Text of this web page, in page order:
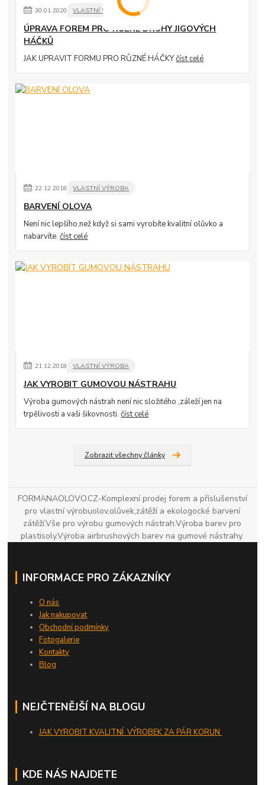
30.01.2020 VLASTNÍ VÝROBA
ÚPRAVA FOREM PRO RŮZNÉ DRUHY JIGOVÝCH
HÁČKŮ
JAK UPRAVIT FORMU PRO RŮZNÉ HÁČKYčíst celé
22.12.2018 VLASTNÍ VÝROBA
BARVENÍ OLOVA
Není nic lepšího,než když si sami vyrobíte kvalitní olůvko a
nabarvíte.číst celé
21.12.2018 VLASTNÍ VÝROBA
JAK VYROBIT GUMOVOU NÁSTRAHU
Výroba gumových nástrah není nic složitého ,záleží jen na
trpělivosti a vaši šikovnosti.číst celé
Zobrazit všechny články
FORMANAOLOVO.CZ-Komplexní prodej forem a příslušenství
pro vlastní výrobuolov,olůvek,zátěží a ekologocké barvení
zátěží.Vše pro výrobu gumových nástrah.Výroba barev pro
plastisoly.Výroba airbrushových barev na gumové nástrahy.
INFORMACE PRO ZÁKAZNÍKY
O nás
Jak nakupovat
Obchodní podmínky
Fotogalerie
Kontakty
Blog
NEJČTENĚJŠÍ NA BLOGU
JAK VYROBIT KVALITNÍ VÝROBEK ZA PÁR KORUN
KDE NÁS NAJDETE